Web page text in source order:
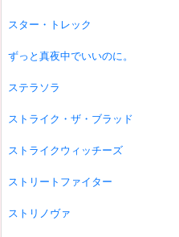
スター・トレック
ずっと真夜中でいいのに。
ステラソラ
ストライク・ザ・ブラッド
ストライクウィッチーズ
ストリートファイター
ストリノヴァ